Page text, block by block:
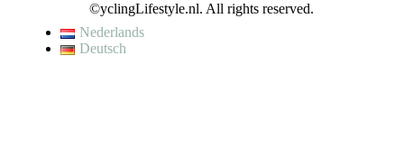
©yclingLifestyle.nl. All rights reserved.
Nederlands
Deutsch